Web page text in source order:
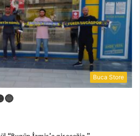
Buca Store